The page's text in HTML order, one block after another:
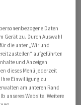
ersten Enzyklika
die
Kontrolle ‌der
die ‌reale
in ​sehr grossem
Daten
Gerät zu. Durch Auswahl
die unter „Wir und
aufgeführten
und Anzeigen
dieses Menü jederzeit
Einwilligung zu
am unteren Rand
unseres Website. Weitere